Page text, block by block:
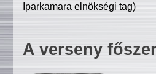
Iparkamara elnökségi tag)
A verseny